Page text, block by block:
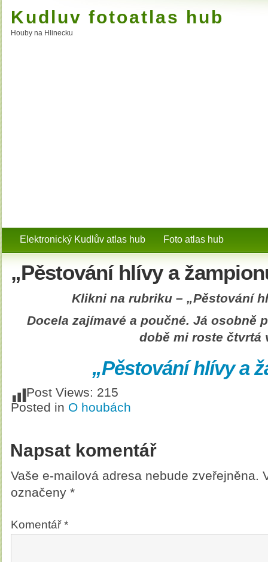
Kudluv fotoatlas hub
Houby na Hlinecku
Elektronický Kudlův atlas hub Foto atlas hub
„Pěstování hlívy a
Klikni na rubriku – „Pěstování
Docela zajímavé a poučné. Já osobně
době mi roste
„Pěstování hlívy a
Post Views: 215
Posted in O houbách
Napsat komentář
Vaše e-mailová adresa nebude zveřejněna.
označeny *
Komentář*